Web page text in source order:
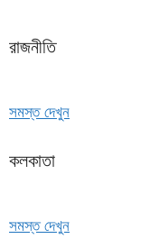
রাজনীতি
সমস্ত দেখুন
কলকাতা
সমস্ত দেখুন